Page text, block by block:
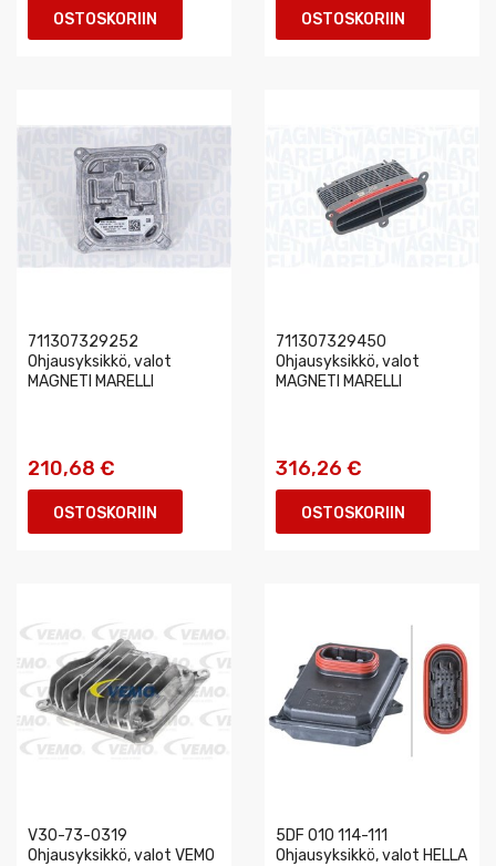
OSTOSKORIIN OSTOSKORIIN
711307329252
Ohjausyksikkö, valot
MAGNETI MARELLI
210,68 €
OSTOSKORIIN
711307329450
Ohjausyksikkö, valot
MAGNETI MARELLI
316,26 €
OSTOSKORIIN
V30-73-0319
Ohjausyksikkö, valot VEMO
5DF 010 114-111
Ohjausyksikkö, valot HELLA